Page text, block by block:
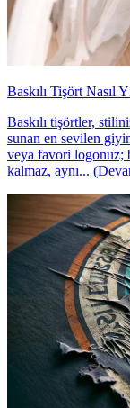
Baskılı Tişört Nasıl
Baskılı tişörtler,
sunan en sevilen
veya favori logonuz;
kalmaz, aynı...